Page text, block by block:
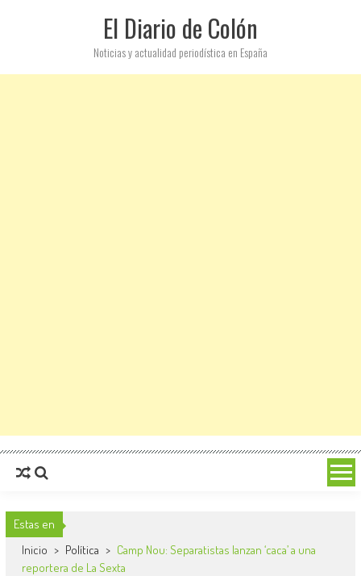
El Diario de Colón
Noticias y actualidad periodística en España
Estas en
Inicio > Política > Camp Nou: Separatistas lanzan ‘caca’ a una
reportera de La Sexta